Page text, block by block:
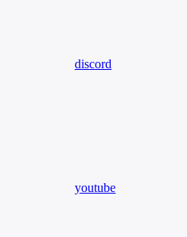
discord
youtube